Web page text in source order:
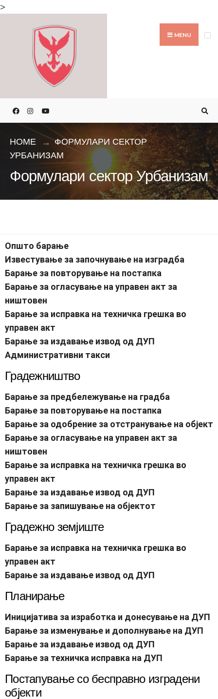
>
MENU
HOME
ФОРМУЛАРИ СЕКТОР
УРБАНИЗАМ
Формулари сектор Урбанизам
Општо барање
Известување за започнување на изградба
Барање за повторување на постапка
Барање за огласување на управен акт за
ништовен
Барање за исправка на техничка грешка во
управен акт
Барање за издавање извод од ДУП
Административни такси
Градежништво
Барање за предбележување на градба
Барање за повторување на постапка
Барање за одобрение за отстранување на објект
Барање за огласување на управен акт за
ништовен
Барање за исправка на техничка грешка во
управен акт
Барање за издавање извод од ДУП
Барање за запишување на објектот
Градежно земјиште
Барање за исправка на техничка грешка во
управен акт
Барање за издавање извод од ДУП
Планирање
Иницијатива за изработка и донесување на ДУП
Барање за изменување и дополнување на ДУП
Барање за издавање извод од ДУП
Бaрање за техничка исправка на ДУП
Постапување со бесправно изградени
објекти